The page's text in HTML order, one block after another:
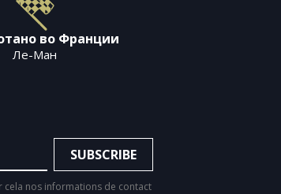
во Франции
Ле-Ман
cela nos informations de contact